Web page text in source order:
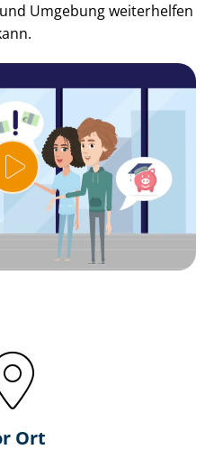
Umgebung weiterhelfen
Ort